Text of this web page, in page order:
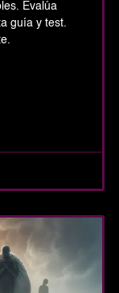
Evalúa
guía y test.